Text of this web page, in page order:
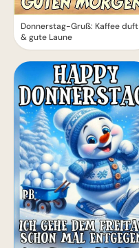
Donnerstag-Gruß: Kaffee duft
& gute Laune